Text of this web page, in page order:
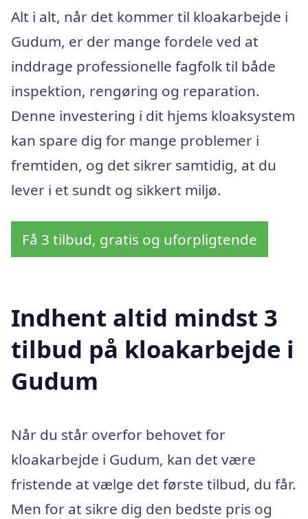
Alt i alt, når det kommer til kloakarbejde i
Gudum, er der mange fordele ved at
inddrage professionelle fagfolk til både
inspektion, rengøring og reparation.
Denne investering i dit hjems kloaksystem
kan spare dig for mange problemer i
fremtiden, og det sikrer samtidig, at du
lever i et sundt og sikkert miljø.
Få 3 tilbud, gratis og uforpligtende
Indhent altid mindst 3
tilbud på kloakarbejde i
Gudum
Når du står overfor behovet for
kloakarbejde i Gudum, kan det være
fristende at vælge det første tilbud, du får.
Men for at sikre dig den bedste pris og